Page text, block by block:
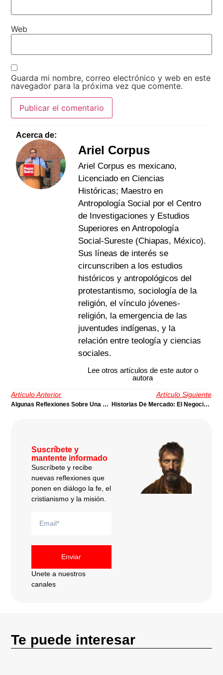
Web
Guarda mi nombre, correo electrónico y web en este
navegador para la próxima vez que comente.
Acerca de:
Ariel Corpus
Ariel Corpus es mexicano,
Licenciado en Ciencias
Históricas; Maestro en
Antropología Social por el Centro
de Investigaciones y Estudios
Superiores en Antropología
Social-Sureste (Chiapas, México).
Sus líneas de interés se
circunscriben a los estudios
históricos y antropológicos del
protestantismo, sociología de la
religión, el vínculo jóvenes-
religión, la emergencia de las
juventudes indígenas, y la
relación entre teología y ciencias
sociales.
Lee otros artículos de este autor o
autora
Artículo Anterior
Algunas Reflexiones Sobre Una Pastoral Posmoderna | Por Nicolás Panotto
Artículo Siguiente
Historias De Mercado: El Negocio De La Bondad | Por Leonardo Alvarez
Suscríbete y
mantente informado
Suscríbete y recibe
nuevas reflexiones que
ponen en diálogo la fe, el
cristianismo y la misión.
Enviar
Unete a nuestros
canales
Te puede interesar